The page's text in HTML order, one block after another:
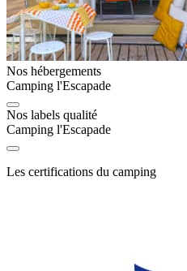
Nos hébergements
Camping l'Escapade
Nos labels qualité
Camping l'Escapade
Les certifications du camping